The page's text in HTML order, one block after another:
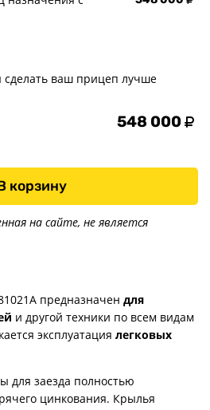
ваш прицеп лучше
548 000
корзину
на сайте, не является
предназначен для
и другой техники по всем видам
эксплуатация легковых
для заезда полностью
цинкования. Крылья